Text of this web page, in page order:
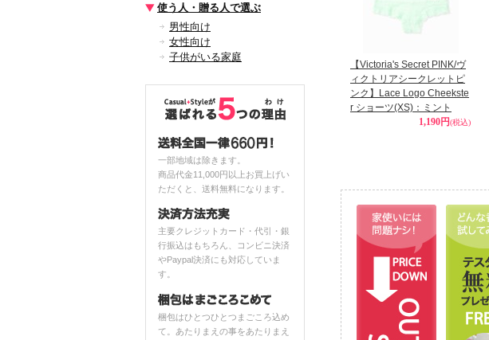
使う人・贈る人で選ぶ
男性向け
女性向け
子供がいる家庭
一部地域は除きます。
商品代金11,000円以上お買上げい
ただくと、送料無料になります。
主要クレジットカード・代引・銀
行振込はもちろん、コンビニ決済
やPaypal決済にも対応していま
す。
梱包はひとつひとつまごころ込め
て。あたりまえの事をあたりまえ
【Victoria's Secret PINK/ヴ
ィクトリアシークレットピ
ンク】Lace Logo Cheekste
r ショーツ(XS)：ミント
1,190円(税込)